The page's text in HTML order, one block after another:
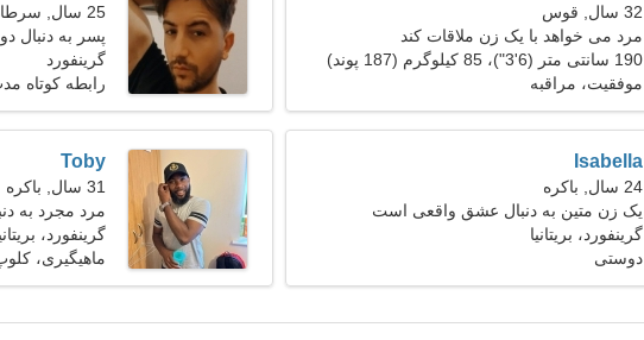
32 سال, قوس
مرد می خواهد با یک زن ملاقات کند
190 سانتی متر (6'3")، 85 کیلوگرم (187 پوند)
موفقیت، مراقبه
25 سال, سرطان
پسر به دنبال
گرینفورد
رابطه کوتاه
Isabella
24 سال, باکره
یک زن متین به دنبال عشق واقعی است
گرینفورد، بریتانیا
دوستی
Toby
31 سال, باکره
مرد مجرد به
گرینفورد،
ماهیگیری،